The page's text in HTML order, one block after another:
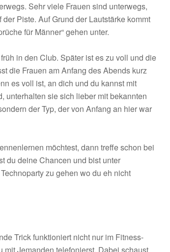
Sehr viele Frauen sind unterwegs,
Piste. Auf Grund der Lautstärke kommt
für Männer“ gehen unter.
in den Club. Später ist es zu voll und die
die Frauen am Anfang des Abends kurz
es voll ist, an dich und du kannst mit
unterhalten sie sich lieber mit bekannten
der Typ, der von Anfang an hier war
möchtest, dann treffe schon bei
du deine Chancen und bist unter
zu gehen wo du eh nicht
Trick funktioniert nicht nur im Fitness-